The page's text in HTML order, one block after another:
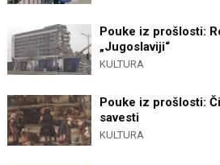
Pouke iz prošlosti:
„Jugoslaviji“
KULTURA
Pouke iz prošlosti:
savesti
KULTURA